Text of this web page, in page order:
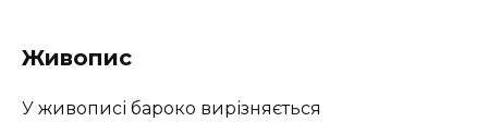
Живопис
У живописі бароко вирізняється